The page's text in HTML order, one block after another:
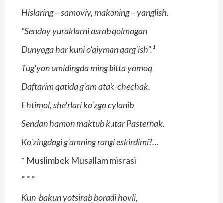
Hislaring – samoviy, makoning – yanglish.
“Senday yuraklarni asrab qolmagan
Dunyoga har kuni o'qiyman qarg'ish”.¹
Tug'yon umidingda ming bitta yamoq
Daftarim qatida g'am atak-chechak.
Ehtimol, she'rlari ko'zga aylanib
Sendan hamon maktub kutar Pasternak.
Ko'zingdagi g'amning rangi eskirdimi?…
* Muslimbek Musallam misrasi
***
Kun-bakun yotsirab boradi hovli,